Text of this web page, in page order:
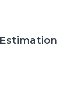
Estimation